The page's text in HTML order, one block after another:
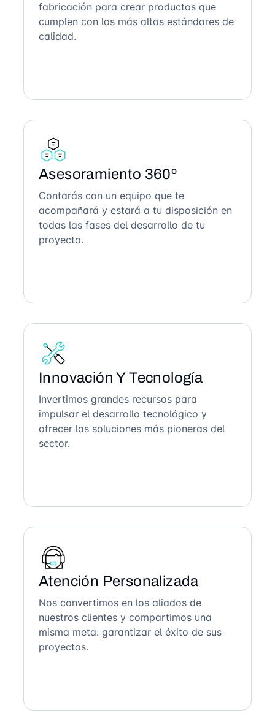
fabricación para crear productos que
cumplen con los más altos estándares de
calidad.
Asesoramiento 360º
Contarás con un equipo que te
acompañará y estará a tu disposición en
todas las fases del desarrollo de tu
proyecto.
Innovación Y Tecnología
Invertimos grandes recursos para
impulsar el desarrollo tecnológico y
ofrecer las soluciones más pioneras del
sector.
Atención Personalizada
Nos convertimos en los aliados de
nuestros clientes y compartimos una
misma meta: garantizar el éxito de sus
proyectos.